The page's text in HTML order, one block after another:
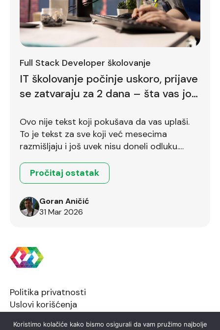
Full Stack Developer školovanje
IT školovanje počinje uskoro, prijave
se zatvaraju za 2 dana – šta vas još
Ovo nije tekst koji pokušava da vas uplaši.
To je tekst za sve koji već mesecima
razmišljaju i još uvek nisu doneli odluku.
Pročitaj ostatak
Goran Aničić
31 Mar 2026
Politika privatnosti
Uslovi korišćenja
Koristimo kolačiće kako bismo osigurali da vam pružimo najbolje